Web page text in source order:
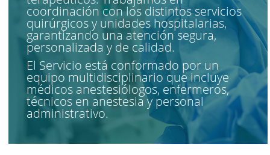
coordinación con los distintos servicios
quirúrgicos y unidades hospitalarias,
garantizando una atención segura,
personalizada y de calidad.
El Servicio está conformado por un
equipo multidisciplinario que incluye
médicos anestesiólogos, enfermeros,
técnicos en anestesia y personal
administrativo.